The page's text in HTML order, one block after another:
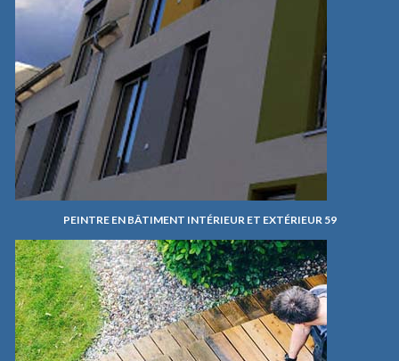
PEINTRE EN BÂTIMENT INTÉRIEUR ET EXTÉRIEUR 59